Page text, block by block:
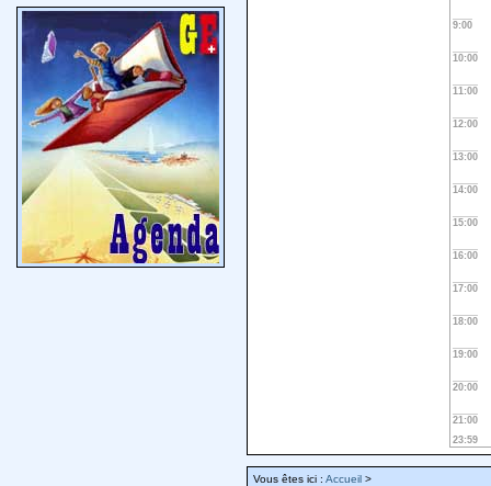
9:00
10:00
11:00
12:00
13:00
14:00
15:00
16:00
17:00
18:00
19:00
20:00
21:00
23:59
Vous êtes ici : Accueil >